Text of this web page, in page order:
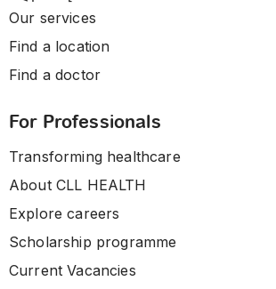
Our services
Find a location
Find a doctor
For Professionals
Transforming healthcare
About CLL HEALTH
Explore careers
Scholarship programme
Current Vacancies